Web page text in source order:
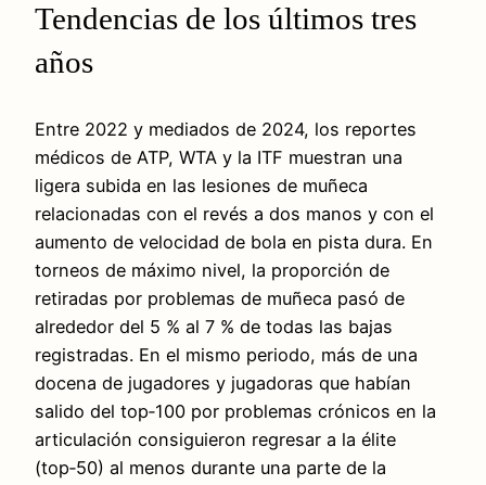
Tendencias de los últimos tres
años
Entre 2022 y mediados de 2024, los reportes
médicos de ATP, WTA y la ITF muestran una
ligera subida en las lesiones de muñeca
relacionadas con el revés a dos manos y con el
aumento de velocidad de bola en pista dura. En
torneos de máximo nivel, la proporción de
retiradas por problemas de muñeca pasó de
alrededor del 5 % al 7 % de todas las bajas
registradas. En el mismo periodo, más de una
docena de jugadores y jugadoras que habían
salido del top‑100 por problemas crónicos en la
articulación consiguieron regresar a la élite
(top‑50) al menos durante una parte de la